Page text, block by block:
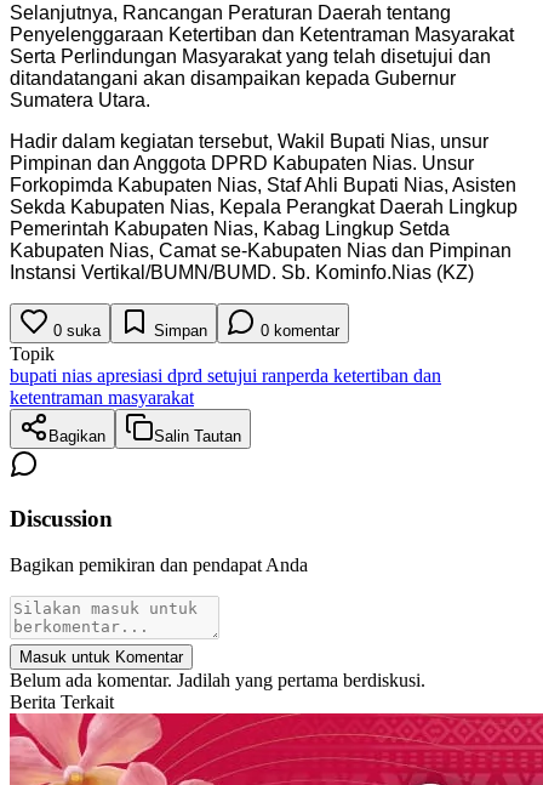
Selanjutnya, Rancangan Peraturan Daerah tentang
Penyelenggaraan Ketertiban dan Ketentraman Masyarakat
Serta Perlindungan Masyarakat yang telah disetujui dan
ditandatangani akan disampaikan kepada Gubernur
Sumatera Utara.
Hadir dalam kegiatan tersebut, Wakil Bupati Nias, unsur
Pimpinan dan Anggota DPRD Kabupaten Nias. Unsur
Forkopimda Kabupaten Nias, Staf Ahli Bupati Nias, Asisten
Sekda Kabupaten Nias, Kepala Perangkat Daerah Lingkup
Pemerintah Kabupaten Nias, Kabag Lingkup Setda
Kabupaten Nias, Camat se-Kabupaten Nias dan Pimpinan
Instansi Vertikal/BUMN/BUMD. Sb. Kominfo.Nias (KZ)
0 suka Simpan 0 komentar
Topik
bupati nias apresiasi dprd setujui ranperda ketertiban dan
ketentraman masyarakat
Bagikan Salin Tautan
Discussion
Bagikan pemikiran dan pendapat Anda
Masuk untuk Komentar
Belum ada komentar. Jadilah yang pertama berdiskusi.
Berita Terkait